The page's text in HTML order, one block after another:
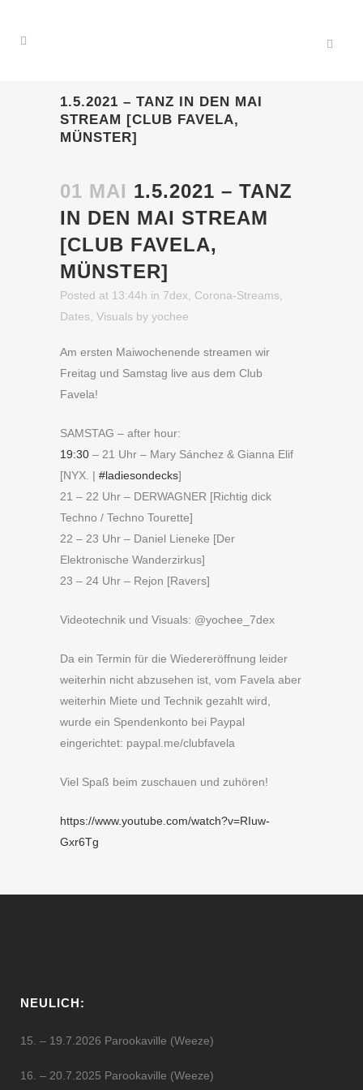
1.5.2021 – TANZ IN DEN MAI
STREAM [CLUB FAVELA,
MÜNSTER]
01 MAI 1.5.2021 – TANZ
IN DEN MAI STREAM
[CLUB FAVELA,
MÜNSTER]
Posted at 13:44h in 7dex Corona-Streams
Dates Visuals by yochee
Am ersten Maiwochenende streamen wir
Freitag und Samstag live aus dem Club
Favela!
SAMSTAG – after hour:
19:30 – 21 Uhr – Mary Sánchez & Gianna Elif
[NYX. | #ladiesondecks]
21 – 22 Uhr – DERWAGNER [Richtig dick
Techno / Techno Tourette]
22 – 23 Uhr – Daniel Lieneke [Der
Elektronische Wanderzirkus]
23 – 24 Uhr – Rejon [Ravers]
Videotechnik und Visuals: @yochee_7dex
Da ein Termin für die Wiedereröffnung leider
weiterhin nicht abzusehen ist, vom Favela aber
weiterhin Miete und Technik gezahlt wird,
wurde ein Spendenkonto bei Paypal
eingerichtet: paypal.me/clubfavela
Viel Spaß beim zuschauen und zuhören!
https://www.youtube.com/watch?v=RIuw-
Gxr6Tg
NEULICH:
15. – 19.7.2026 Parookaville (Weeze)
16. – 20.7.2025 Parookaville (Weeze)